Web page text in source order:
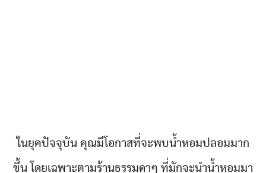
ในยุคปัจจุบัน คุณมีโอกาสที่จะพบน้ำหอมปลอมมาก
ขึ้น โดยเฉพาะตามร้านธรรมดาๆ ที่มักจะนำน้ำหอมมา